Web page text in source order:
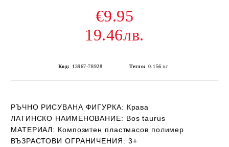
€9.95
19.46лв.
Код: 13967-78928 Тегло: 0.156 кг
РЪЧНО РИСУВАНА ФИГУРКА: Крава
ЛАТИНСКО НАИМЕНОВАНИЕ: Bos taurus
МАТЕРИАЛ: Композитен пластмасов полимер
ВЪЗРАСТОВИ ОГРАНИЧЕНИЯ: 3+